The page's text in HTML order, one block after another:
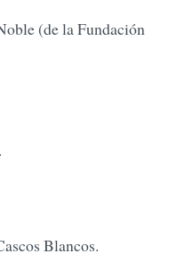
(de la Fundación
Blancos.